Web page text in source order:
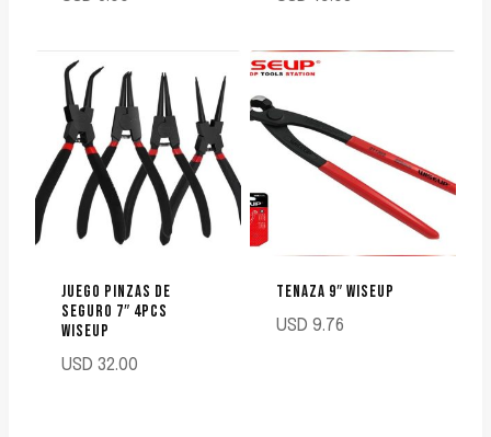
JUEGO PINZAS DE
SEGURO 7″ 4PCS
WISEUP
USD 32.00
TENAZA 9″ WISEUP
USD 9.76